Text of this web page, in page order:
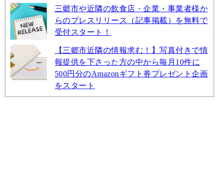
三郷市や近隣の飲食店・企業・事業者様か
らのプレスリリース（記事掲載）を無料で
受付スタート！
【三郷市近隣の情報求む！】写真付きで情
報提供を下さった方の中から毎月10件に
500円分のAmazonギフト券プレゼント企画
をスタート